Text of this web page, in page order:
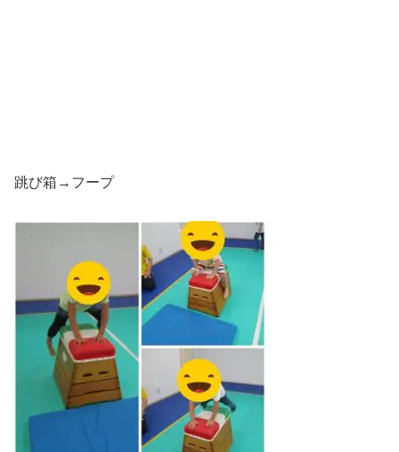
跳び箱→フープ